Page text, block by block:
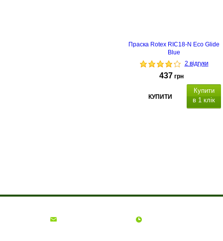
Праска Rotex RIC18-N Eco Glide
Blue
2 відгуки
437 грн
КУПИТИ
Купити
в 1 клік